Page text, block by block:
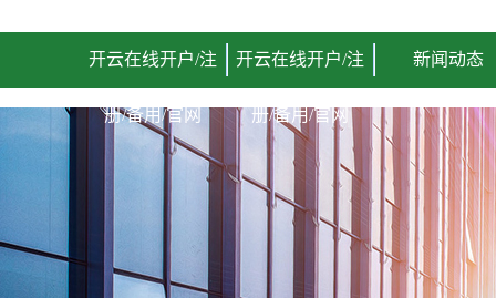
开云在线开户/注
册/备用/官网
开云在线开户/注
册/备用/官网
新闻动态